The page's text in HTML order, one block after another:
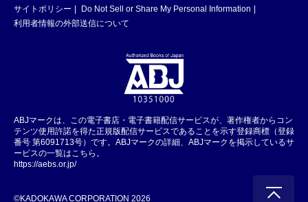
サイトポリシー
Do Not Sell or Share My Personal Information
利用者情報の外部送信について
ABJマークは、この電子書店・電子書籍配信サービスが、著作権者からコン
テンツ使用許諾を得た正規版配信サービスであることを示す登録商標（登録
番号 第6091713号）です。ABJマークの詳細、ABJマークを掲示しているサ
ービスの一覧はこちら。
https://aebs.or.jp/
©KADOKAWA CORPORATION 2026